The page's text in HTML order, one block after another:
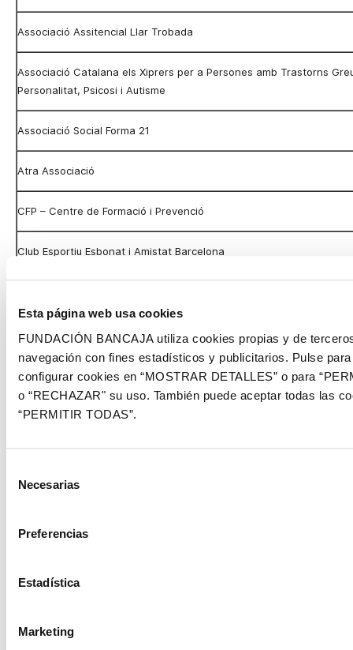
Esta página web usa cookies
FUNDACIÓN BANCAJA utiliza cookies propias y de
navegación con fines estadísticos y publicitarios. Pulse
configurar cookies en “MOSTRAR DETALLES” o para
o “RECHAZAR" su uso. También puede aceptar todas las
“PERMITIR TODAS”.
Necesarias
Preferencias
Estadística
Marketing
Associació Assitencial Llar Trobada
Associació Catalana els Xiprers per a Persones amb Trastorns
Personalitat, Psicosi i Autisme
Associació Social Forma 21
Atra Associació
CFP – Centre de Formació i Prevenció
Club Esportiu Esbonat i Amistat Barcelona
FECAFAMM – Federación Catalana de Asociaciones de Familiares
Federación de Entidades Culturales de Badía del Vallés
Fundació Catalana per a Parálisi Cerebral